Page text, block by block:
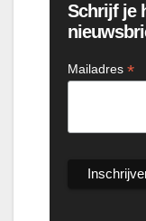
Schrijf je
Mailadres *